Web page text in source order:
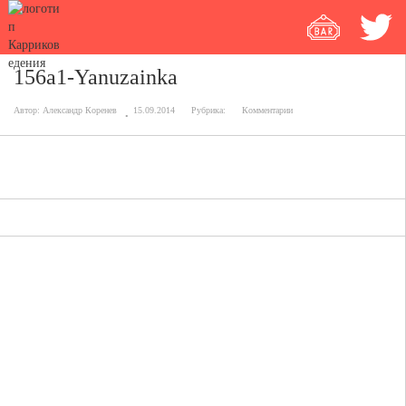
156a1-Yanuzainka
Автор: Александр Коренев 15.09.2014 Рубрика: Комментарии